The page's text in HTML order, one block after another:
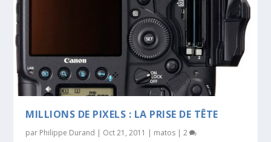
MILLIONS DE PIXELS : LA PRISE DE TÊTE
par Philippe Durand | Oct 21, 2011 | matos |2